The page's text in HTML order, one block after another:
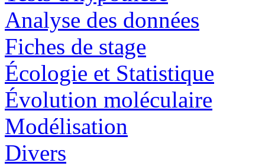
Analyse des données
Fiches de stage
Écologie et Statistique
Évolution moléculaire
Modélisation
Divers